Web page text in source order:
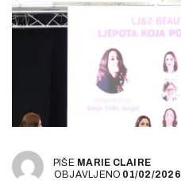
PIŠE MARIE CLAIRE
OBJAVLJENO 01/02/2026